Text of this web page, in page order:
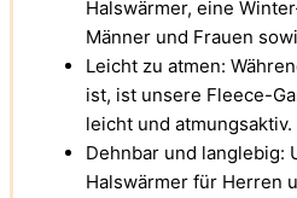
Halswärmer, eine
Männer und Frauen
Leicht zu atmen:
ist, ist unsere Fleece-
leicht und atmungsaktiv.
Dehnbar und langlebig:
Halswärmer für Herren